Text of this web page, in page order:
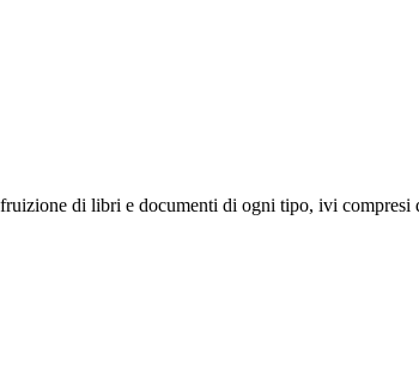
di libri e documenti di ogni tipo, ivi